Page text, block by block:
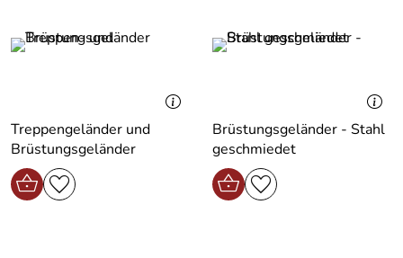
Treppengeländer und
Brüstungsgeländer
Brüstungsgeländer - Stahl
geschmiedet